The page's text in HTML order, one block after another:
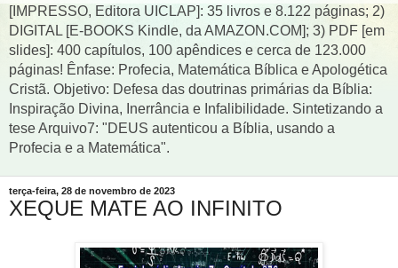
[IMPRESSO, Editora UICLAP]: 35 livros e 8.122 páginas; 2)
DIGITAL [E-BOOKS Kindle, da AMAZON.COM]; 3) PDF [em
slides]: 400 capítulos, 100 apêndices e cerca de 123.000
páginas! Ênfase: Profecia, Matemática Bíblica e Apologética
Cristã. Objetivo: Defesa das doutrinas primárias da Bíblia:
Inspiração Divina, Inerrância e Infalibilidade. Sintetizando a
tese Arquivo7: "DEUS autenticou a Bíblia, usando a
Profecia e a Matemática".
terça-feira, 28 de novembro de 2023
XEQUE MATE AO INFINITO